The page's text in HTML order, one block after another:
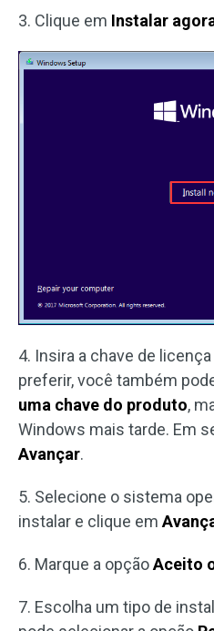
3. Clique em Instalar
4. Insira a chave de
preferir, você também
uma chave do produto,
Windows mais tarde. Em
Avançar.
5. Selecione o sistema
instalar e clique em
6. Marque a opçãoAceito
7. Escolha um tipo de